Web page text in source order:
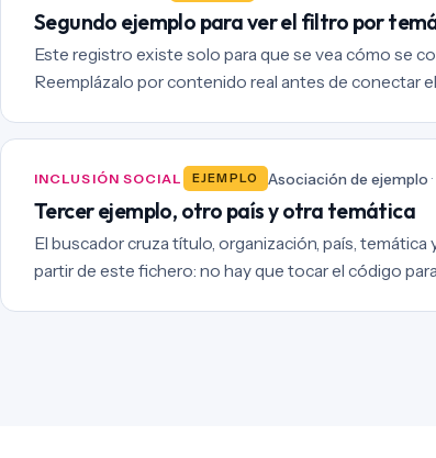
Segundo ejemplo para ver el filtro por
Este registro existe solo para que se vea cómo se
Reemplázalo por contenido real antes de conectar
INCLUSIÓN SOCIAL EJEMPLO Asociación de ejemplo
Tercer ejemplo, otro país y otra temática
El buscador cruza título, organización, país,
partir de este fichero: no hay que tocar el código